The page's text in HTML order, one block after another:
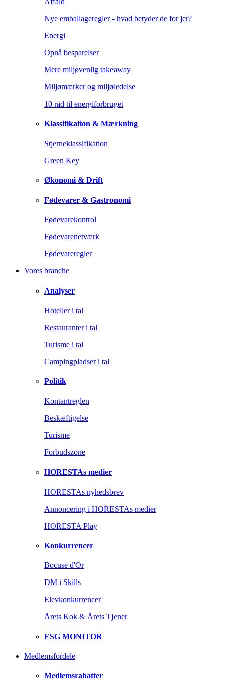
Nye emballageregler - hvad betyder de for jer?
Energi
Opnå besparelser
Mere miljøvenlig takeaway
Miljømærker og miljøledelse
10 råd til energiforbruget
Klassifikation & Mærkning
Stjerneklassifikation
Green Key
Økonomi & Drift
Fødevarer & Gastronomi
Fødevarekontrol
Fødevarenetværk
Fødevareregler
Vores branche
Analyser
Hoteller i tal
Restauranter i tal
Turisme i tal
Campingpladser i tal
Politik
Kontantreglen
Beskæftigelse
Turisme
Forbudszone
HORESTAs medier
HORESTAs nyhedsbrev
Annoncering i HORESTAs medier
HORESTA Play
Konkurrencer
Bocuse d'Or
DM i Skills
Elevkonkurrencer
Årets Kok & Årets Tjener
ESG MONITOR
Medlemsfordele
Medlemsrabatter